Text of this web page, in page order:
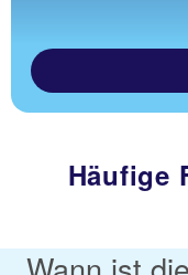
Häufige